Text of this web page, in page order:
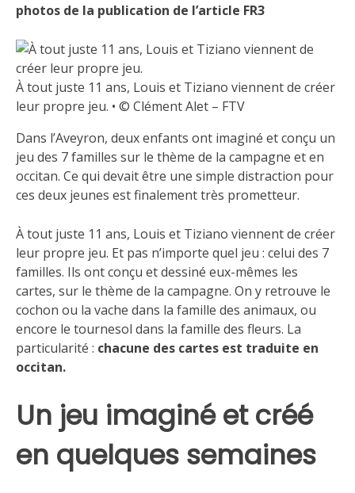
photos de la publication de l’article FR3
À tout juste 11 ans, Louis et Tiziano viennent de créer
leur propre jeu. • © Clément Alet – FTV
Dans l’Aveyron, deux enfants ont imaginé et conçu un
jeu des 7 familles sur le thème de la campagne et en
occitan. Ce qui devait être une simple distraction pour
ces deux jeunes est finalement très prometteur.
À tout juste 11 ans, Louis et Tiziano viennent de créer
leur propre jeu. Et pas n’importe quel jeu : celui des 7
familles. Ils ont conçu et dessiné eux-mêmes les
cartes, sur le thème de la campagne. On y retrouve le
cochon ou la vache dans la famille des animaux, ou
encore le tournesol dans la famille des fleurs. La
particularité : chacune des cartes est traduite en
occitan.
Un jeu imaginé et créé
en quelques semaines